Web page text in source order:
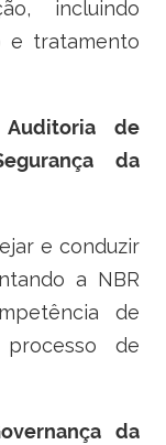
incluindo
e tratamento
Auditoria de
da
e conduzir
a NBR
de
de
da